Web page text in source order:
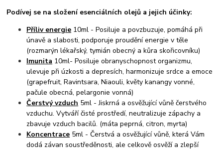
Podívej se na složení esenciálních olejů a jejich účinky:
Příliv energie 10ml - Posiluje a povzbuzuje, pomáhá při
únavě a slabosti, podporuje proudění energie v těle
(rozmarýn lékařský, tymián obecný a kůra skořicovníku)
Imunita 10ml- Posiluje obranyschopnost organizmu,
ulevuje při úzkosti a depresích, harmonizuje srdce a emoce
(grapefruit, Ravintsara, Niaouli, květy kanangy vonné,
pačule obecná, pelargonie vonná)
Čerstvý vzduch 5ml - Jiskrná a osvěžující vůně čerstvého
vzduchu. Vytváří čisté prostředí, neutralizuje zápachy a
zbavuje vzduch bacilů. (máta peprná, citron, myrta)
Koncentrace 5ml - Čerstvá a osvěžující vůně, která Vám
dodá závan soustředěnosti, ale celkově osvěží a zlepší